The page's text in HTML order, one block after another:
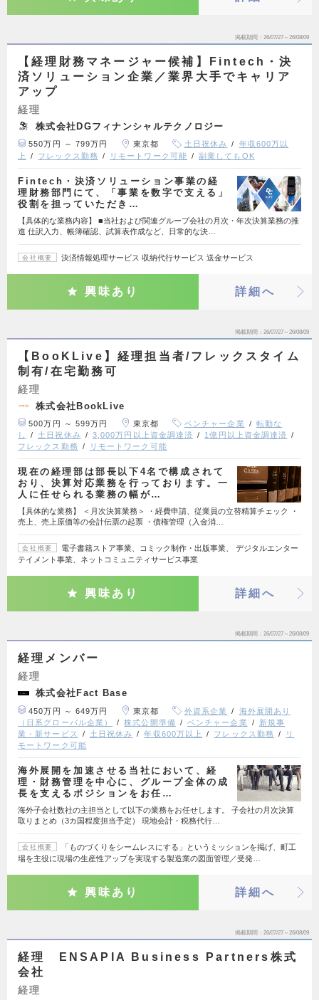
掲載期間 26/07/27～26/08/09
【経理財務マネージャー候補】Fintech・決
済ソリューション企業／業界大手でキャリア
アップ
経理
株式会社DGフィナンシャルテクノロジー
550万円 ～ 799万円 東京都 土日祝休み
年収600万以
上
フレックス勤務 リモートワーク可能 副業してもOK
Fintech・決済ソリューション事業の経
理財務部門にて、「事業を数字で支える」
役割を担っていただき…
【具体的な業務内容】 ■当社および関連グループ会社の月次・年次決算業務の推
進 仕訳入力、帳簿確認、試算表作成など、日常的な決…
会社概要 決済情報処理サービス 収納代行サービス 送金サービス
興味あり 詳細へ
掲載期間 26/07/27～26/08/09
【BooKLive】経理担当者/フレックスタイム
制有/在宅勤務可
経理
株式会社BookLive
500万円 ～ 599万円 東京都 ベンチャー企業
転勤な
し
土日祝休み 3,000万円以上資金調達済
1億円以上資金調達済
フレックス勤務
リモートワーク可能
現在の経理部は部長以下4名で構成されて
おり、決算対応業務を行っております。一
人に任せられる業務の幅が…
【具体的な業務】 ＜月次決算業務＞ ・経費申請、従業員の立替精算チェック ・
売上、売上原価等の会計伝票の起票 ・債権管理（入金消…
会社概要
電子書籍ストア事業、コミック制作・出版事業、 デジタルエンター
テイメント事業、ネットコミュニティサービス事業
興味あり 詳細へ
掲載期間 26/07/27～26/08/09
経理メンバー
経理
株式会社Fact Base
450万円 ～ 649万円 東京都 外資系企業
海外展開あり
（日系グローバル企業）
株式公開準備 ベンチャー企業
新規事
業・新サービス
土日祝休み 年収600万以上 フレックス勤務
リ
モートワーク可能
海外展開を加速させる当社において、経
理・財務管理を中心に、グループ全体の成
長を支えるポジションをお任…
海外子会社数社の主担当として以下の業務をお任せします。 子会社の月次決算
取りまとめ（3カ国程度担当予定） 現地会計・税務代行…
会社概要
「ものづくりをシームレスにする」というミッションを掲げ、町工
場を主役に現場の生産性アップを実現する製造業の図面管理／受発…
興味あり 詳細へ
掲載期間 26/07/27～26/08/09
経理 ENSAPIA Business Partners株式
会社
経理